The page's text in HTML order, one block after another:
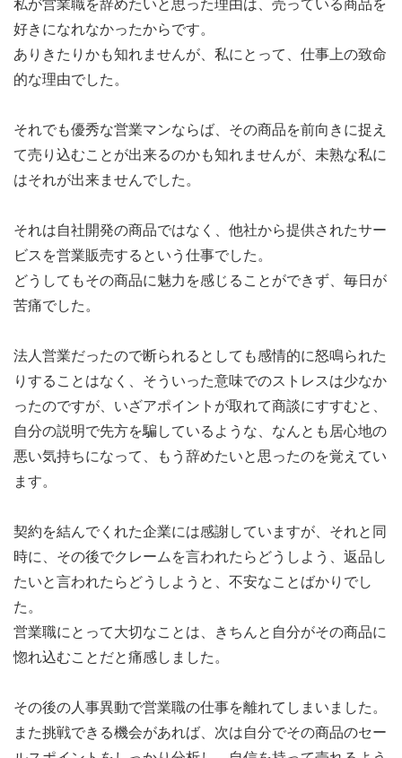
私が営業職を辞めたいと思った理由は、売っている商品を
好きになれなかったからです。
ありきたりかも知れませんが、私にとって、仕事上の致命
的な理由でした。
それでも優秀な営業マンならば、その商品を前向きに捉え
て売り込むことが出来るのかも知れませんが、未熟な私に
はそれが出来ませんでした。
それは自社開発の商品ではなく、他社から提供されたサー
ビスを営業販売するという仕事でした。
どうしてもその商品に魅力を感じることができず、毎日が
苦痛でした。
法人営業だったので断られるとしても感情的に怒鳴られた
りすることはなく、そういった意味でのストレスは少なか
ったのですが、いざアポイントが取れて商談にすすむと、
自分の説明で先方を騙しているような、なんとも居心地の
悪い気持ちになって、もう辞めたいと思ったのを覚えてい
ます。
契約を結んでくれた企業には感謝していますが、それと同
時に、その後でクレームを言われたらどうしよう、返品し
たいと言われたらどうしようと、不安なことばかりでし
た。
営業職にとって大切なことは、きちんと自分がその商品に
惚れ込むことだと痛感しました。
その後の人事異動で営業職の仕事を離れてしまいました。
また挑戦できる機会があれば、次は自分でその商品のセー